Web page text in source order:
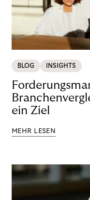
BLOG INSIGHTS
ein Ziel
MEHR LESEN